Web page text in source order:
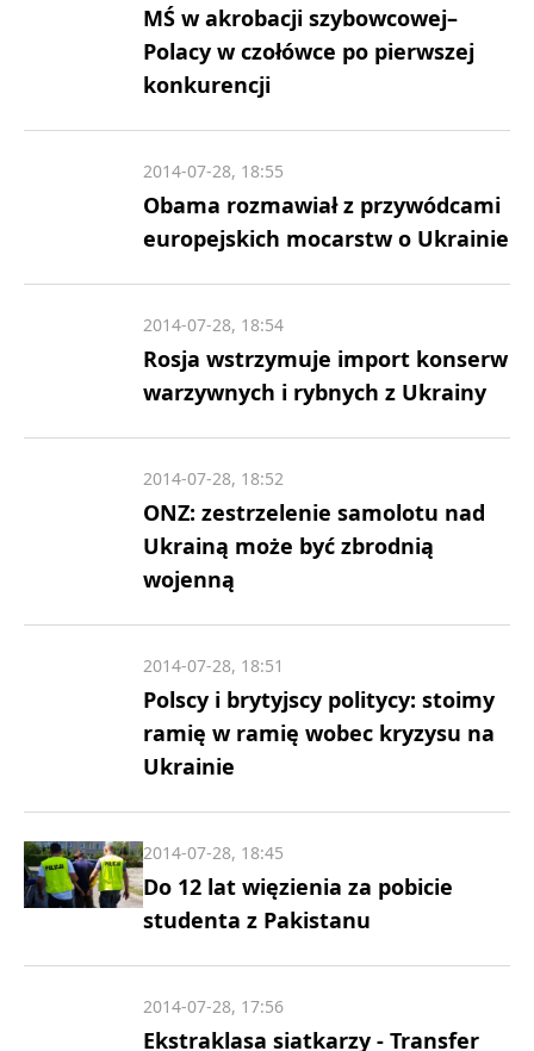
MŚ w akrobacji szybowcowej–
Polacy w czołówce po pierwszej
konkurencji
Obama rozmawiał z przywódcami
europejskich mocarstw o Ukrainie
2014-07-28, 18:55
Rosja wstrzymuje import konserw
warzywnych i rybnych z Ukrainy
2014-07-28, 18:54
ONZ: zestrzelenie samolotu nad
Ukrainą może być zbrodnią
wojenną
2014-07-28, 18:52
Polscy i brytyjscy politycy: stoimy
ramię w ramię wobec kryzysu na
Ukrainie
2014-07-28, 18:51
Do 12 lat więzienia za pobicie
studenta z Pakistanu
2014-07-28, 18:45
Ekstraklasa siatkarzy - Transfer
2014-07-28, 17:56